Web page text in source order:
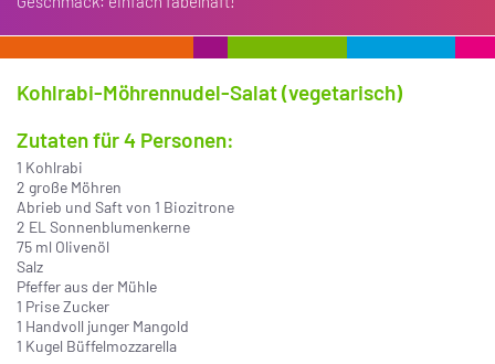
Kohlrabi-Möhrennudel-Salat (vegetarisch)
Zutaten für 4 Personen:
1 Kohlrabi
2 große Möhren
Abrieb und Saft von 1 Biozitrone
2 EL Sonnenblumenkerne
75 ml Olivenöl
Salz
Pfeffer aus der Mühle
1 Prise Zucker
1 Handvoll junger Mangold
1 Kugel Büffelmozzarella